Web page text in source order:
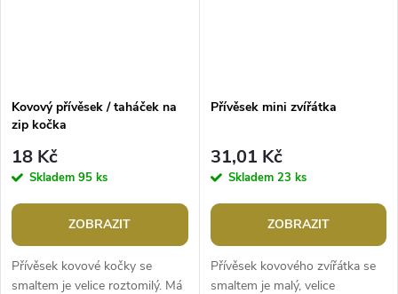
Kovový přívěsek / taháček na
zip kočka
18 Kč
Skladem 95 ks
ZOBRAZIT
Přívěsek kovové kočky se
smaltem je velice roztomilý. Má
Přívěsek mini zvířátka
31,01 Kč
Skladem 23 ks
ZOBRAZIT
Přívěsek kovového zvířátka se
smaltem je malý, velice